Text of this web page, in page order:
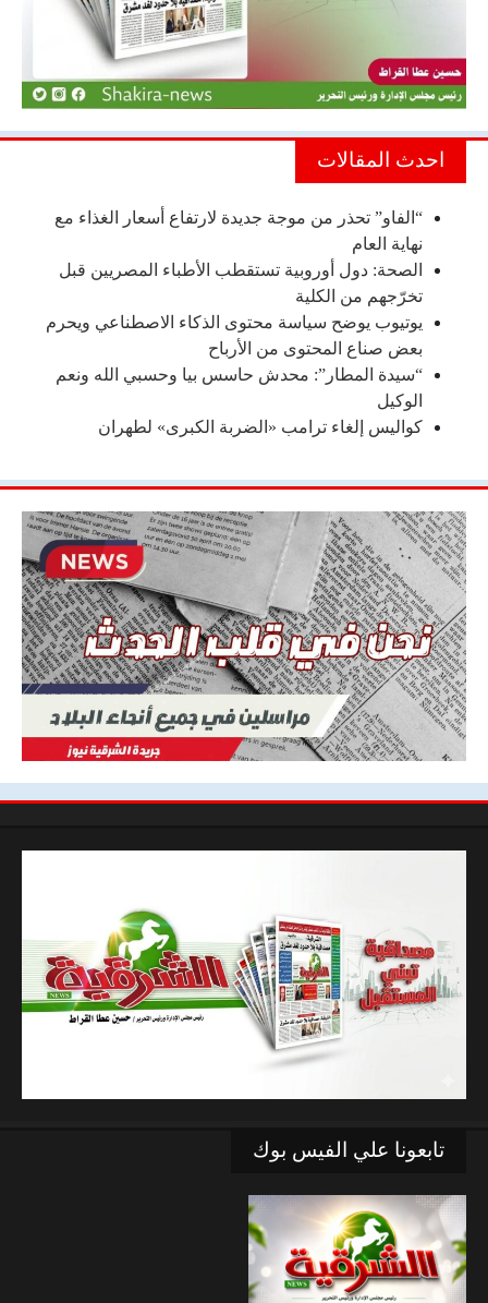
احدث المقالات
“الفاو” تحذر من موجة جديدة لارتفاع أسعار الغذاء مع
نهاية العام
الصحة: دول أوروبية تستقطب الأطباء المصريين قبل
تخرّجهم من الكلية
يوتيوب يوضح سياسة محتوى الذكاء الاصطناعي ويحرم
بعض صناع المحتوى من الأرباح
“سيدة المطار”: محدش حاسس بيا وحسبي الله ونعم
الوكيل
كواليس إلغاء ترامب «الضربة الكبرى» لطهران
تابعونا علي الفيس بوك